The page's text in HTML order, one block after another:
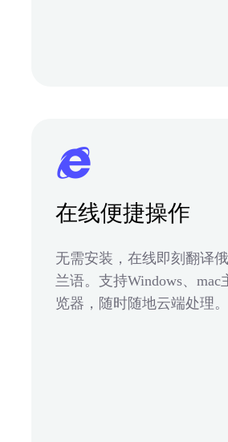
在线便捷操作
无需安装，在线即刻翻译
兰语。支持Windows、mac
览器，随时随地云端处理。